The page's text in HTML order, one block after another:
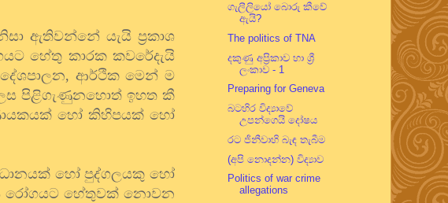
ඇතිවන්නේ යැයි ප්‍රකාශ
හේතු කාරක කවරේදැයි
ආර්ථික මෙන් ම
පිළිගැණුනහොත් ඉහත කී
හෝ කිහිපයක් හෝ
හෝ පුද්ගලයකු හෝ
රෝගයට හේතුවක් නොවන
ගැලීලියෝ බොරු කීවේ
ඇයි?
The politics of TNA
දකුණු අප්‍රිකාව හා ශ්‍රී
ලංකාව - 1
Preparing for Geneva
බටහිර විද්‍යාවේ
උපන්ගෙයි දෝෂය
රට ජිනීවාහි බැඳ තැබීම
(අපි නොදන්න) විද්‍යාව
Politics of war crime
allegations